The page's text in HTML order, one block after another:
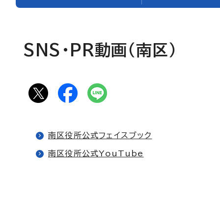
SNS・PR動画（南区）
南区役所公式フェイスブック
南区役所公式YouTube